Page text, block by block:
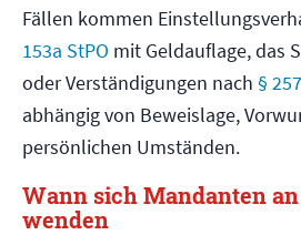
Fällen kommen
153a StPO mit Geldauflage, das
oder Verständigungen nach §
abhängig von Beweislage,
persönlichen Umständen.
Wann sich Mandanten
wenden